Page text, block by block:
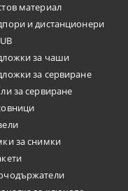
материал
и дистанционери
за чаши
за сервиране
за сервиране
за снимки